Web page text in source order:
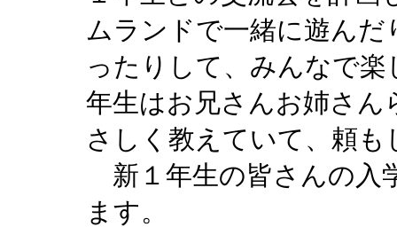
ムランドで一緒に遊ん
ったりして、みんなで
年生はお兄さんお姉さん
さしく教えていて、頼
新１年生の皆さんの入
ます。